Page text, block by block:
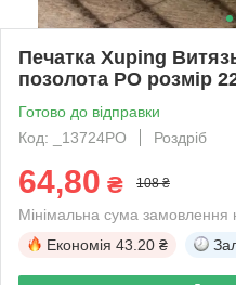
Печатка Xuping
позолота РО розмір
Готово до відправки
Код: _13724РО
Роздріб
64,80 ₴ 108 ₴
Мінімальна сума замовлення
Економія 43.20 ₴